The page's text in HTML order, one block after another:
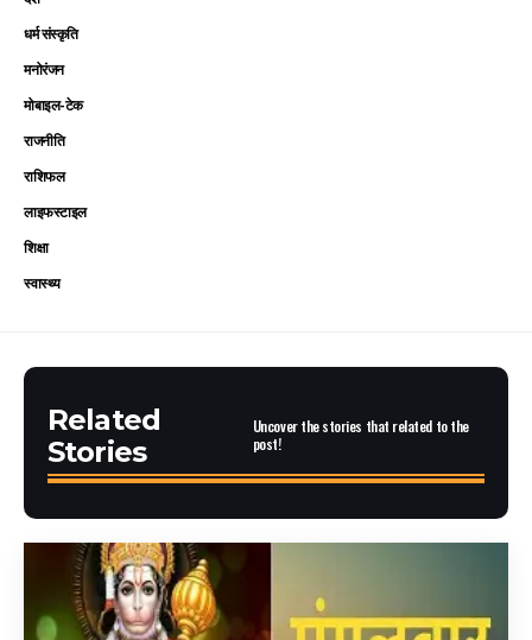
धर्म संस्कृति
मनोरंजन
मोबाइल-टेक
राजनीति
राशिफल
लाइफस्टाइल
शिक्षा
स्वास्थ्य
Related
Stories
Uncover the stories that related to the
post!